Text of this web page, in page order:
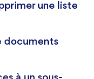
une liste
documents